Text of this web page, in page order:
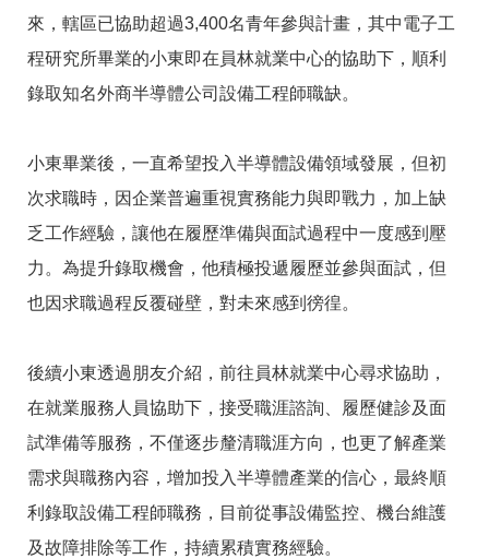
信
箱
常
答
雙
彙
RSS
私
權
及
政
策
府
網
站
開
放
宣
告
聯
絡
資
訊
來，轄區已協助超過3,400名青年參與計畫，其中電子工
程研究所畢業的小東即在員林就業中心的協助下，順利
錄取知名外商半導體公司設備工程師職缺。
小東畢業後，一直希望投入半導體設備領域發展，但初
次求職時，因企業普遍重視實務能力與即戰力，加上缺
乏工作經驗，讓他在履歷準備與面試過程中一度感到壓
力。為提升錄取機會，他積極投遞履歷並參與面試，但
也因求職過程反覆碰壁，對未來感到徬徨。
後續小東透過朋友介紹，前往員林就業中心尋求協助，
在就業服務人員協助下，接受職涯諮詢、履歷健診及面
試準備等服務，不僅逐步釐清職涯方向，也更了解產業
需求與職務內容，增加投入半導體產業的信心，最終順
利錄取設備工程師職務，目前從事設備監控、機台維護
及故障排除等工作，持續累積實務經驗。